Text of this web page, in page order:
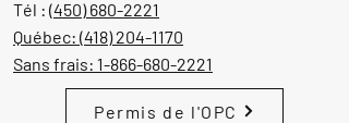
Tél : (450) 680-2221
Québec: (418) 204-1170
Sans frais: 1-866-680-2221
Permis de l'OPC